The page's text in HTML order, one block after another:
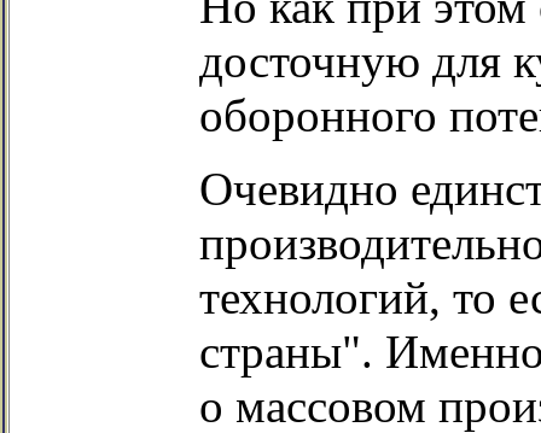
досточную для
оборонного
Очевидно
технологий, то
страны".
о массовом